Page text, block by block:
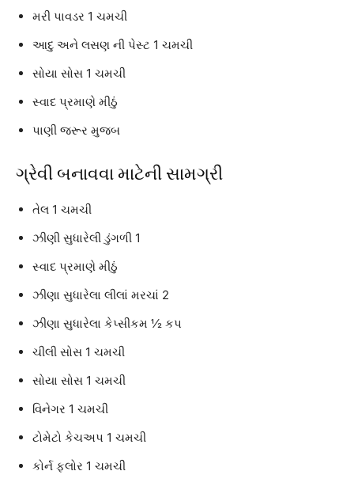
મરી પાવડર 1 ચમચી
આદુ અને લસણ ની પેસ્ટ 1 ચમચી
સોયા સોસ 1 ચમચી
સ્વાદ પ્રમાણે મીઠું
પાણી જરૂર મુજબ
ગ્રેવી બનાવવા માટેની સામગ્રી
તેલ 1 ચમચી
ઝીણી સુધારેલી ડુંગળી 1
સ્વાદ પ્રમાણે મીઠું
ઝીણા સુધારેલા લીલાં મરચાં 2
ઝીણા સુધારેલા કેપ્સીકમ ½ કપ
ચીલી સોસ 1 ચમચી
સોયા સોસ 1 ચમચી
વિનેગર 1 ચમચી
ટોમેટો કેચઅપ 1 ચમચી
કોર્ન ફ્લોર 1 ચમચી